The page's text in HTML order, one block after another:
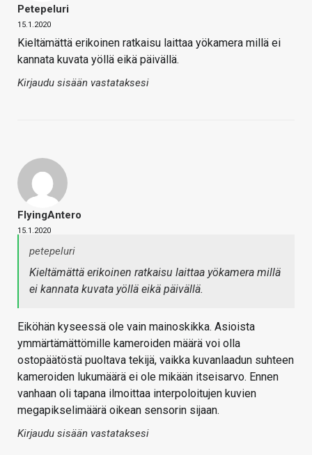
Petepeluri
15.1.2020
Kieltämättä erikoinen ratkaisu laittaa yökamera millä ei
kannata kuvata yöllä eikä päivällä.
Kirjaudu sisään vastataksesi
FlyingAntero
15.1.2020
petepeluri
Kieltämättä erikoinen ratkaisu laittaa yökamera millä
ei kannata kuvata yöllä eikä päivällä.
Eiköhän kyseessä ole vain mainoskikka. Asioista
ymmärtämättömille kameroiden määrä voi olla
ostopäätöstä puoltava tekijä, vaikka kuvanlaadun suhteen
kameroiden lukumäärä ei ole mikään itseisarvo. Ennen
vanhaan oli tapana ilmoittaa interpoloitujen kuvien
megapikselimäärä oikean sensorin sijaan.
Kirjaudu sisään vastataksesi